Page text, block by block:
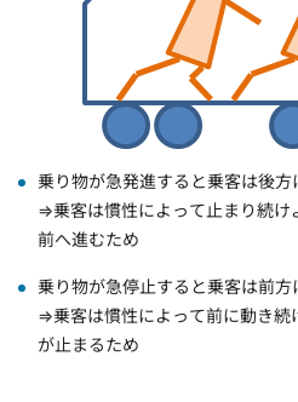
乗り物が急発進すると乗客は後方
⇒乗客は慣性によって止まり続け
前へ進むため
乗り物が急停止すると乗客は前方
⇒乗客は慣性によって前に動き続
が止まるため